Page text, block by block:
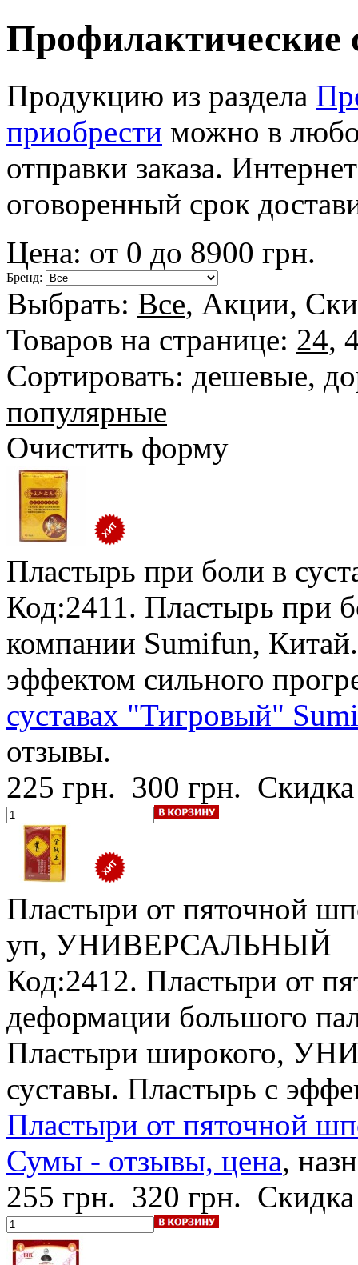
Профилактические
Продукцию из раздела
приобрести можно в
отправки заказа.
оговоренный срок
Цена: от 0 до 8900 грн.
Бренд:
Выбрать: Все, Акции,
Товаров на странице: 24,
Сортировать: дешевые,
популярные
Очистить форму
Пластырь при боли в
Код:2411. Пластырь при
компании Sumifun,
эффектом сильного
суставах "Тигровый"
отзывы.
225 грн. 300 грн.
Пластыри от пяточной
уп, УНИВЕРСАЛЬНЫЙ
Код:2412. Пластыри от
деформации большого
Пластыри широкого,
суставы. Пластырь с
Пластыри от пяточной
Сумы - отзывы, цена,
255 грн. 320 грн.